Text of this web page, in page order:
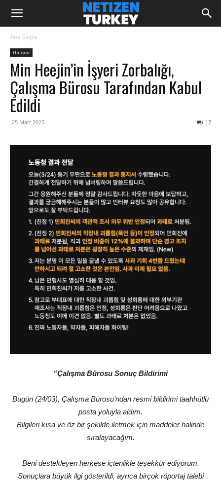
Ana Sayfa
theqoo
Min Heejin’in İşyeri Zorbalığı,
Çalışma Bürosu Tarafından Kabul
Edildi
25 Mart 2025 12
“Çalışma Bürosu Sonuç Bildirimi
Bugün (24/03), Çalışma Bürosu’ndan resmi bildirimi taahhütlü
posta yoluyla aldım.
Bilgileri kısa ve öz bir şekilde iletmek için maddeler halinde
sıralayacağım.
Beni destekleyen herkese içtenlikle teşekkür ediyorum.
Sonuçlara büyük ilgi gösterildi, ayrıca birçok röportaj talebi